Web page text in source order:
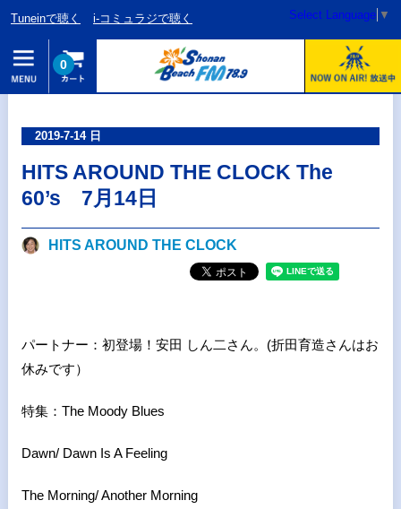
Tuneinで聴く i-コミュラジで聴く Select Language ▼
0
2019-7-14 日
HITS AROUND THE CLOCK The
60’s 7月14日
HITS AROUND THE CLOCK
パートナー：初登場！安田 しん二さん。(折田育造さんはお
休みです）
特集： The Moody Blues
Dawn/ Dawn Is A Feeling
The Morning/ Another Morning